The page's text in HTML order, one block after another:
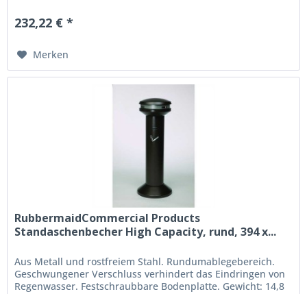
232,22 € *
Merken
RubbermaidCommercial Products
Standaschenbecher High Capacity, rund, 394 x...
Aus Metall und rostfreiem Stahl. Rundumablegebereich.
Geschwungener Verschluss verhindert das Eindringen von
Regenwasser. Festschraubbare Bodenplatte. Gewicht: 14,8